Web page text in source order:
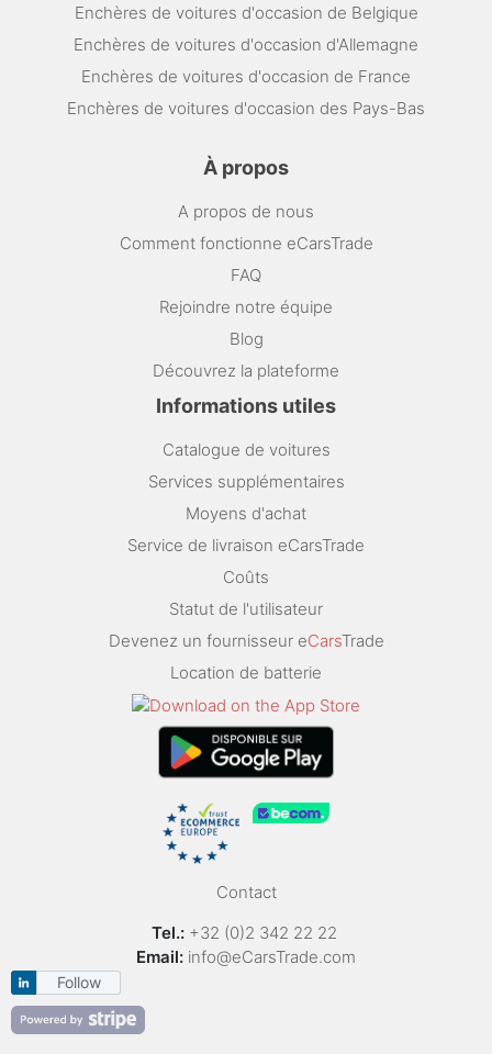
Enchères de voitures d'occasion de Belgique
Enchères de voitures d'occasion d'Allemagne
Enchères de voitures d'occasion de France
Enchères de voitures d'occasion des Pays-Bas
À propos
A propos de nous
Comment fonctionne eCarsTrade
FAQ
Rejoindre notre équipe
Blog
Découvrez la plateforme
Informations utiles
Catalogue de voitures
Services supplémentaires
Moyens d'achat
Service de livraison eCarsTrade
Coûts
Statut de l'utilisateur
Devenez un fournisseur eCarsTrade
Location de batterie
Contact
Tel.: +32 (0)2 342 22 22
Email: info@eCarsTrade.com
Follow